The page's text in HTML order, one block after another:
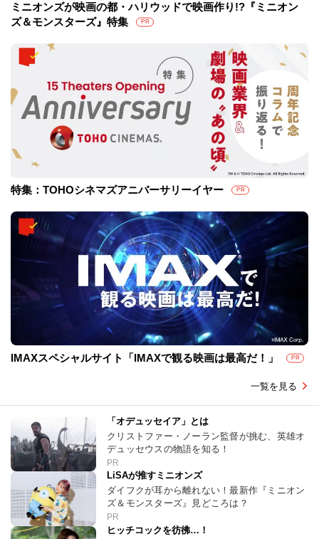
ミニオンズが映画の都・ハリウッドで映画作り!?『ミニオン
ズ＆モンスターズ』特集
PR
特集：TOHOシネマズアニバーサリーイヤー PR
IMAXスペシャルサイト「IMAXで観る映画は最高だ！」 PR
一覧を見る
「オデュッセイア」とは
クリストファー・ノーラン監督が挑む、英雄オ
デュッセウスの物語を知る！
PR
LiSAが推すミニオンズ
ダイフクが耳から離れない！最新作『ミニオン
ズ＆モンスターズ』見どころは？
PR
ヒッチコックを彷彿…！